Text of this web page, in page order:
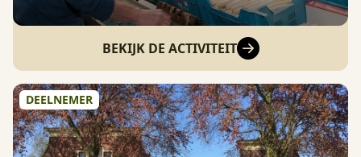
BEKIJK DE ACTIVITEIT
DEELNEMER